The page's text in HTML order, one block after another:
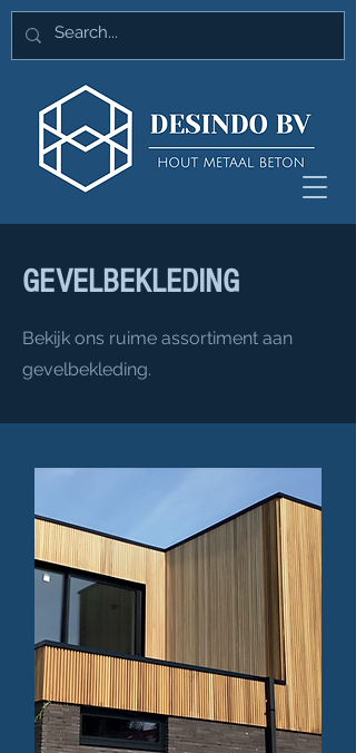
GEVELBEKLEDING
Bekijk ons ruime assortiment aan
gevelbekleding.